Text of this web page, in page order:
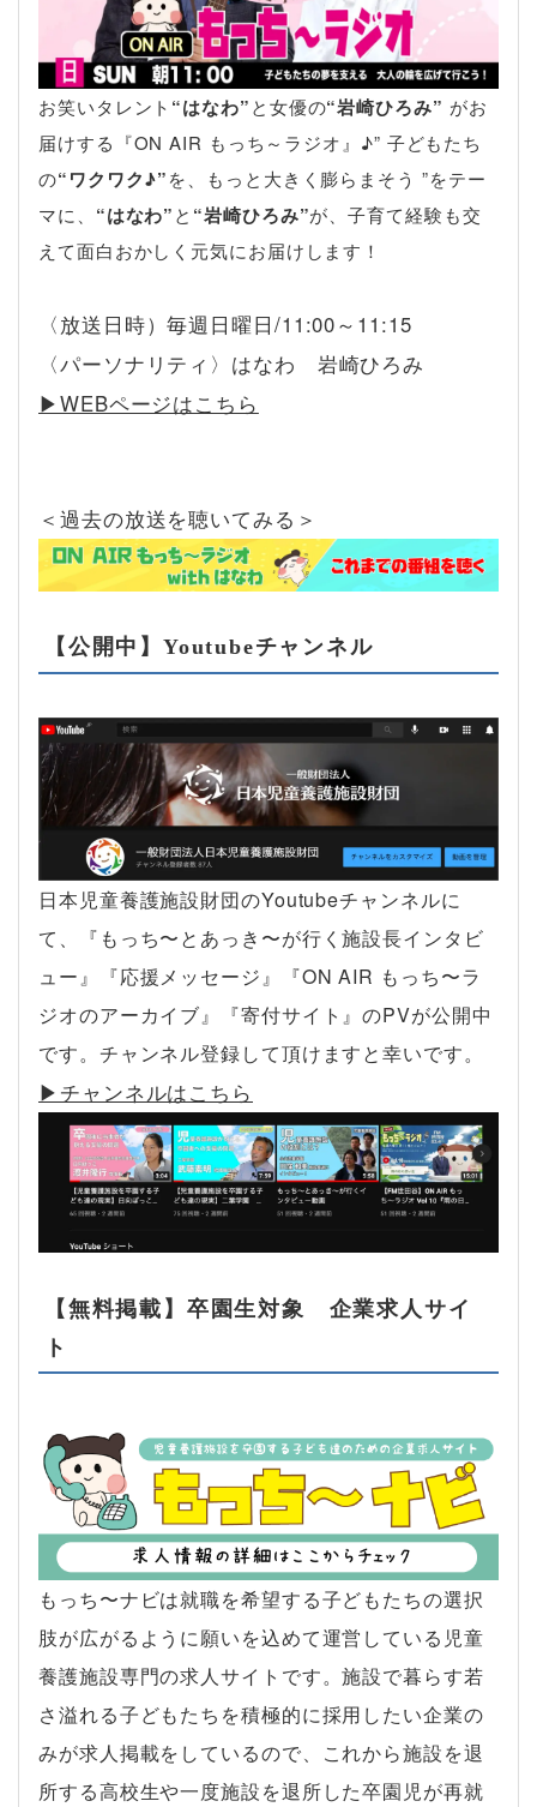
お笑いタレント “はなわ”と女優の“岩崎ひろみ” がお
届けする『ON AIR もっち～ラジオ』♪” 子どもたち
の“ワクワク♪”を、もっと大きく膨らまそう ”をテー
マに、 “はなわ”と “岩崎ひろみ”が、子育て経験も交
えて面白おかしく元気にお届けします！
〈放送日時）毎週日曜日/11:00～11:15
〈パーソナリティ〉はなわ 岩崎ひろみ
▶︎WEBページはこちら
＜過去の放送を聴いてみる＞
【公開中】Youtubeチャンネル
日本児童養護施設財団のYoutubeチャンネルに
て、『もっち〜とあっき〜が行く施設長インタビ
ュー』『応援メッセージ』『ON AIR もっち〜ラ
ジオのアーカイブ』『寄付サイト』のPVが公開中
です。チャンネル登録して頂けますと幸いです。
▶︎チャンネルはこちら
【無料掲載】卒園生対象 企業求人サイ
ト
もっち〜ナビは就職を希望する子どもたちの選択
肢が広がるように願いを込めて運営している児童
養護施設専門の求人サイトです。施設で暮らす若
さ溢れる子どもたちを積極的に採用したい企業の
みが求人掲載をしているので、これから施設を退
所する高校生や一度施設を退所した卒園児が再就